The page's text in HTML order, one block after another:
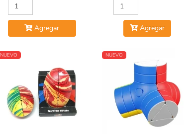
Agregar Agregar
NUEVO NUEVO